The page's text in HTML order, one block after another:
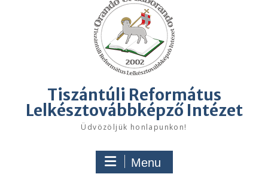
Tiszántúli Református
Lelkésztovábbképző Intézet
Üdvözöljük honlapunkon!
Menu